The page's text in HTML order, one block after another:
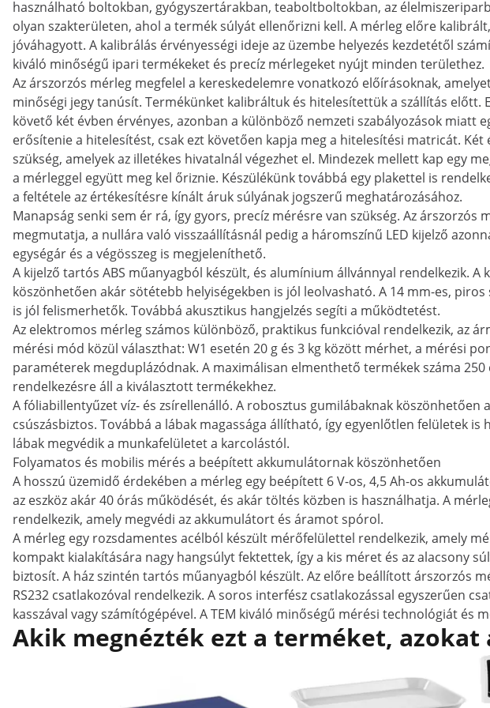
használható boltokban, gyógyszertárakban, teaboltboltokban, az
olyan szakterületen, ahol a termék súlyát ellenőrizni kell. A mérleg előre
jóváhagyott. A kalibrálás érvényességi ideje az üzembe helyezés kezdetétől
kiváló minőségű ipari termékeket és precíz mérlegeket nyújt minden területhez.
Az árszorzós mérleg megfelel a kereskedelemre vonatkozó előírásoknak,
minőségi jegy tanúsít. Termékünket kalibráltuk és hitelesítettük a szállítás előtt.
követő két évben érvényes, azonban a különböző nemzeti szabályozások miatt
erősítenie a hitelesítést, csak ezt követően kapja meg a hitelesítési matricát.
szükség, amelyek az illetékes hivatalnál végezhet el. Mindezek mellett kap egy
a mérleggel együtt meg kel őriznie. Készülékünk továbbá egy plakettel is
a feltétele az értékesítésre kínált áruk súlyának jogszerű meghatározásához.
Manapság senki sem ér rá, így gyors, precíz mérésre van szükség. Az árszorzós
megmutatja, a nullára való visszaállításnál pedig a háromszínű LED kijelző
egységár és a végösszeg is megjeleníthető.
A kijelző tartós ABS műanyagból készült, és alumínium állvánnyal rendelkezik. A
köszönhetően akár sötétebb helyiségekben is jól leolvasható. A 14 mm-es, piros
is jól felismerhetők. Továbbá akusztikus hangjelzés segíti a működtetést.
Az elektromos mérleg számos különböző, praktikus funkcióval rendelkezik, az
mérési mód közül választhat: W1 esetén 20 g és 3 kg között mérhet, a mérési
paraméterek megduplázódnak. A maximálisan elmenthető termékek száma
rendelkezésre áll a kiválasztott termékekhez.
A fóliabillentyűzet víz- és zsírellenálló. A robosztus gumilábaknak köszönhetően
csúszásbiztos. Továbbá a lábak magassága állítható, így egyenlőtlen felületek is
lábak megvédik a munkafelületet a karcolástól.
Folyamatos és mobilis mérés a beépített akkumulátornak köszönhetően
A hosszú üzemidő érdekében a mérleg egy beépített 6 V-os, 4,5 Ah-os
az eszköz akár 40 órás működését, és akár töltés közben is használhatja. A
rendelkezik, amely megvédi az akkumulátort és áramot spórol.
A mérleg egy rozsdamentes acélból készült mérőfelülettel rendelkezik, amely
kompakt kialakítására nagy hangsúlyt fektettek, így a kis méret és az alacsony
biztosít. A ház szintén tartós műanyagból készült. Az előre beállított árszorzós
RS232 csatlakozóval rendelkezik. A soros interfész csatlakozással egyszerűen
kasszával vagy számítógépével. A TEM kiváló minőségű mérési technológiát és
Akik megnézték ezt a terméket,